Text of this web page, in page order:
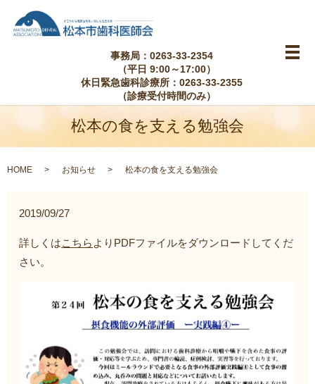
事務局：0263-33-2354
（平日 9:00～17:00）
休日緊急歯科診療所：0263-33-2355
（診療受付時間のみ）
メ
松本の食を支える勉強会
HOME お知らせ 松本の食を支える勉強会
2019/09/27
詳しくはこちら よりPDFファイルをダウンロードしてくだ
さい。